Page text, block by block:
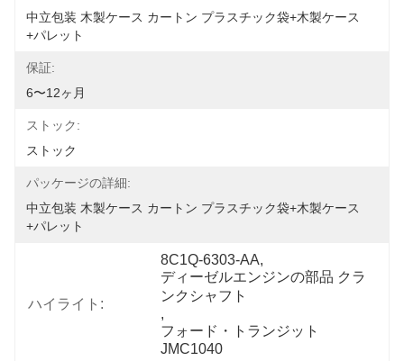
中立包装 木製ケース カートン プラスチック袋+木製ケース
+パレット
保証:
6〜12ヶ月
ストック:
ストック
パッケージの詳細:
中立包装 木製ケース カートン プラスチック袋+木製ケース
+パレット
ハイライト:
8C1Q-6303-AA,
ディーゼルエンジンの部品 クラ
ンクシャフト
,
フォード・トランジット
JMC1040